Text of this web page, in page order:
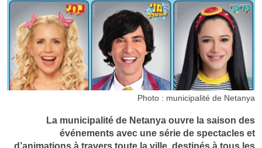
Photo : municipalité de Netanya
La municipalité de Netanya ouvre la saison des
événements avec une série de spectacles et